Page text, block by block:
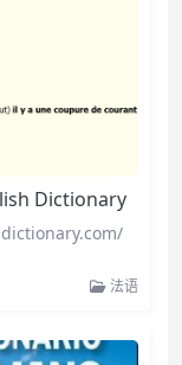
Dictionary
法语